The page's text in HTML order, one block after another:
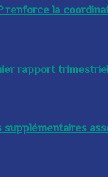
renforce la
rapport
supplémentaires